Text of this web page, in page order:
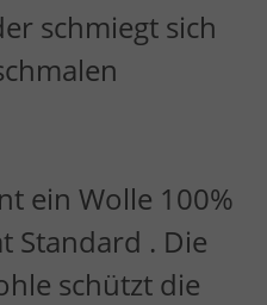
schmiegt sich
ein Wolle 100%
Standard . Die
schützt die